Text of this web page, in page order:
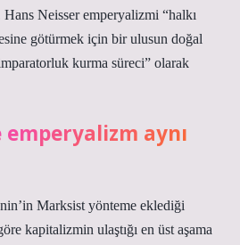
Hans Neisser emperyalizmi “halkı
götürmek için bir ulusun doğal
imparatorluk kurma süreci” olarak
aynı
Marksist yönteme eklediği
kapitalizmin ulaştığı en üst aşama